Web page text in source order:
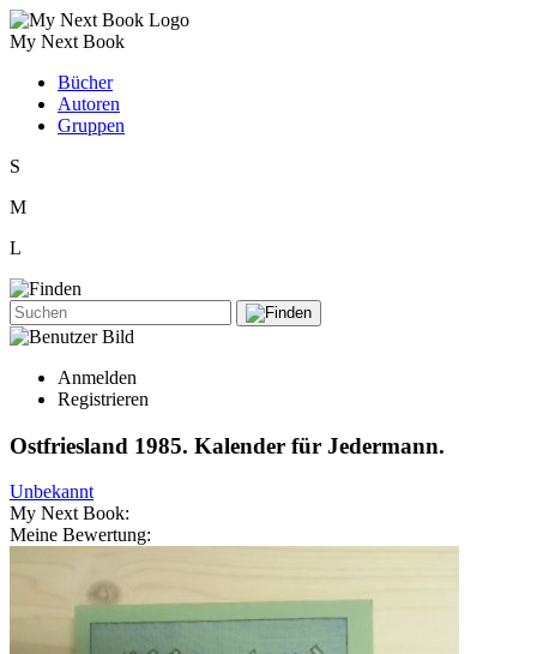
My Next Book
Bücher
Autoren
Gruppen
S
M
L
Anmelden
Registrieren
Ostfriesland 1985. Kalender für Jedermann.
Unbekannt
My Next Book:
Meine Bewertung: